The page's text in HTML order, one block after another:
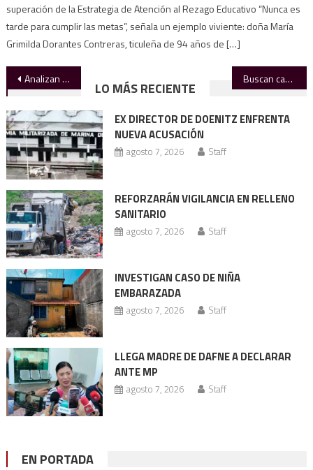
superación de la Estrategia de Atención al Rezago Educativo “Nunca es
tarde para cumplir las metas”, señala un ejemplo viviente: doña María
Grimilda Dorantes Contreras, ticuleña de 94 años de […]
Navegación
de
entradas
Analizan tres perfiles para relevo en Tránsito Victoria Buscan castigar a padres que involucren a menores en delitos
LO MÁS RECIENTE
EX DIRECTOR DE DOENITZ ENFRENTA
NUEVA ACUSACIÓN
agosto 7, 2026 Staff
REFORZARÁN VIGILANCIA EN RELLENO
SANITARIO
agosto 7, 2026 Staff
INVESTIGAN CASO DE NIÑA
EMBARAZADA
agosto 7, 2026 Staff
LLEGA MADRE DE DAFNE A DECLARAR
ANTE MP
agosto 7, 2026 Staff
EN PORTADA